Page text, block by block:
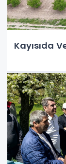
Kayısıda